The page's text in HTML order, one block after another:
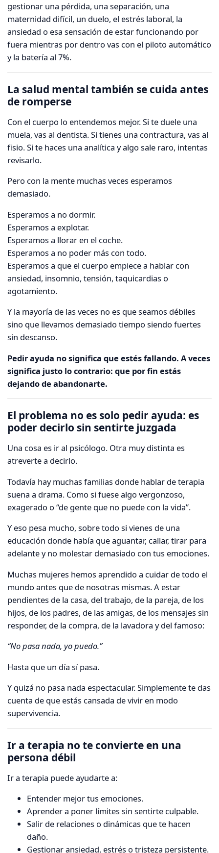
gestionar una pérdida, una separación, una
maternidad difícil, un duelo, el estrés laboral, la
ansiedad o esa sensación de estar funcionando por
fuera mientras por dentro vas con el piloto automático
y la batería al 7%.
La salud mental también se cuida antes
de romperse
Con el cuerpo lo entendemos mejor. Si te duele una
muela, vas al dentista. Si tienes una contractura, vas al
fisio. Si te haces una analítica y algo sale raro, intentas
revisarlo.
Pero con la mente muchas veces esperamos
demasiado.
Esperamos a no dormir.
Esperamos a explotar.
Esperamos a llorar en el coche.
Esperamos a no poder más con todo.
Esperamos a que el cuerpo empiece a hablar con
ansiedad, insomnio, tensión, taquicardias o
agotamiento.
Y la mayoría de las veces no es que seamos débiles
sino que llevamos demasiado tiempo siendo fuertes
sin descanso.
Pedir ayuda no significa que estés fallando. A veces
significa justo lo contrario: que por fin estás
dejando de abandonarte.
El problema no es solo pedir ayuda: es
poder decirlo sin sentirte juzgada
Una cosa es ir al psicólogo. Otra muy distinta es
atreverte a decirlo.
Todavía hay muchas familias donde hablar de terapia
suena a drama. Como si fuese algo vergonzoso,
exagerado o “de gente que no puede con la vida”.
Y eso pesa mucho, sobre todo si vienes de una
educación donde había que aguantar, callar, tirar para
adelante y no molestar demasiado con tus emociones.
Muchas mujeres hemos aprendido a cuidar de todo el
mundo antes que de nosotras mismas. A estar
pendientes de la casa, del trabajo, de la pareja, de los
hijos, de los padres, de las amigas, de los mensajes sin
responder, de la compra, de la lavadora y del famoso:
“No pasa nada, yo puedo.”
Hasta que un día sí pasa.
Y quizá no pasa nada espectacular. Simplemente te das
cuenta de que estás cansada de vivir en modo
supervivencia.
Ir a terapia no te convierte en una
persona débil
Ir a terapia puede ayudarte a:
Entender mejor tus emociones.
Aprender a poner límites sin sentirte culpable.
Salir de relaciones o dinámicas que te hacen
daño.
Gestionar ansiedad, estrés o tristeza persistente.